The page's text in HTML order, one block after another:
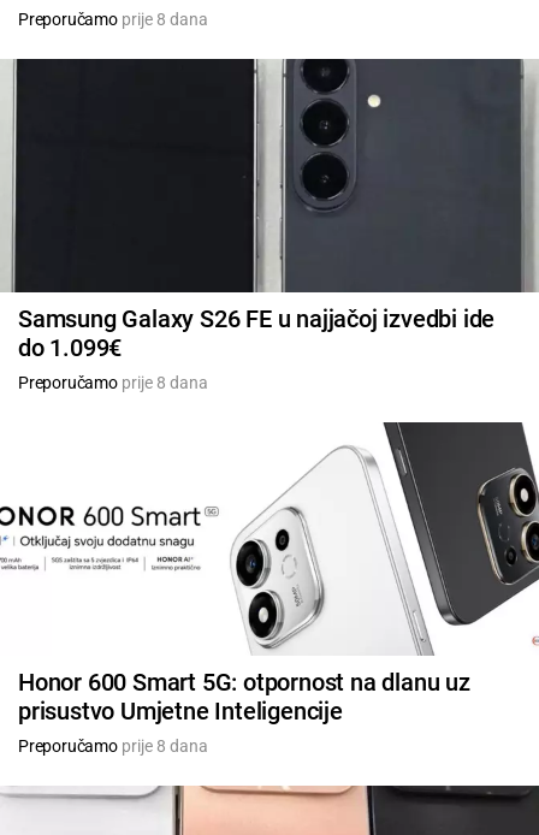
Preporučamoprije 8 dana
Samsung Galaxy S26 FE u najjačoj izvedbi ide
do 1.099€
Preporučamoprije 8 dana
Honor 600 Smart 5G: otpornost na dlanu uz
prisustvo Umjetne Inteligencije
Preporučamoprije 8 dana